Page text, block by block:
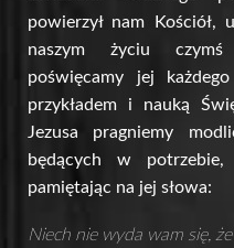
powierzył nam
naszym życiu czymś
poświęcamy jej
przykładem i nauką
Jezusa pragniemy
będących w potrzebie,
pamiętając na jej słowa:
Niech nie wyda wam się,